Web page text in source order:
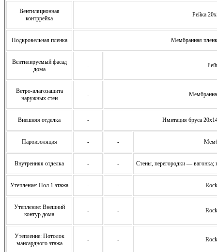
Вентиляционная
контррейка
Рейка
Подкровельная пленка Мембранная
Вентилируемый фасад
дома
-
Ветро-влагозащита
наружных стен
-
Внешняя отделка - Имитация бруса
Пароизоляция - -
Внутренняя отделка - - Стены, перегородки — вагонка;
Утепление: Пол 1 этажа - -
Утепление: Внешний
контур дома
- -
Утепление: Потолок
мансардного этажа
- -